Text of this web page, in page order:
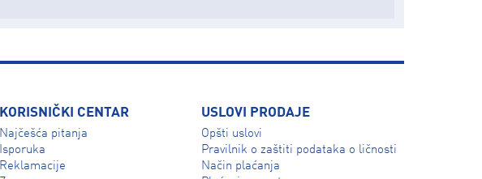
KORISNIČKI CENTAR
Najčešća pitanja
Isporuka
Reklamacije
USLOVI PRODAJE
Opšti uslovi
Pravilnik o zaštiti podataka o ličnosti
Način plaćanja